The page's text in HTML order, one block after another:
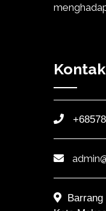
Kontak
Barrang